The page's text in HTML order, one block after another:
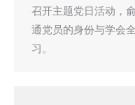
召开主题党日活动，
通党员的身份与学会
习。